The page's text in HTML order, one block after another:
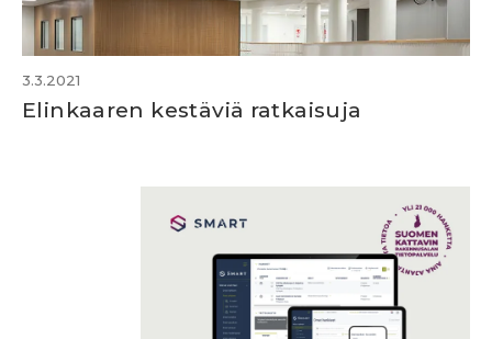
3.3.2021
Elinkaaren kestäviä ratkaisuja